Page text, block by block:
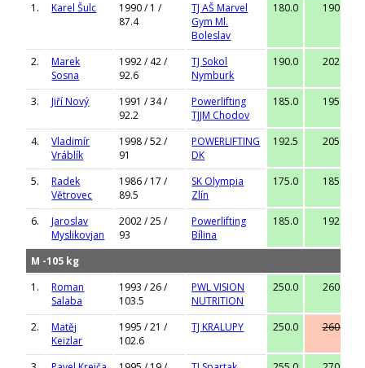
1.
Karel Šulc
1990 / 1 /
87.4
TJ AŠ Marvel
Gym Ml.
Boleslav
180.0 190.0
2.
Marek
Sosna
1992 / 42 /
92.6
TJ Sokol
Nymburk
190.0 202.5
3. Jiří Nový
1991 / 34 /
92.2
Powerlifting
TJJM Chodov
185.0 195.0
4.
Vladimír
Vráblík
1998 / 52 /
91
POWERLIFTING
DK
192.5 205.0
5.
Radek
Větrovec
1986 / 17 /
89.5
SK Olympia
Zlín
175.0 185.0
6.
Jaroslav
Myslikovjan
2002 / 25 /
93
Powerlifting
Bílina
185.0 192.5
M -105 kg
1.
Roman
Salaba
1993 / 26 /
103.5
PWL VISION
NUTRITION
250.0 260.0
2.
Matěj
Keizlar
1995 / 21 /
102.6
TJ KRALUPY 250.0 260.0